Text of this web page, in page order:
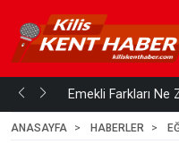
mi... Emekli Farkları Ne
ANASAYFA HABERLER